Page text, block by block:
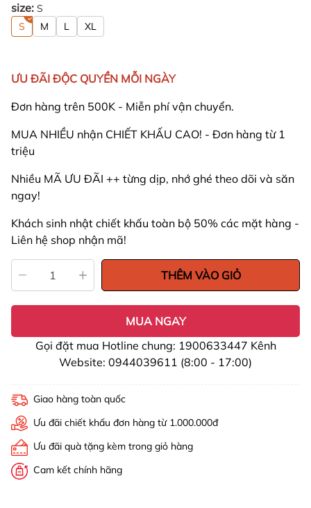
size: S
S
M L XL
ƯU ĐÃI ĐỘC QUYỀN MỖI NGÀY
Đơn hàng trên 500K - Miễn phí vận chuyển.
MUA NHIỀU nhận CHIẾT KHẤU CAO! - Đơn hàng từ 1
triệu
Nhiều MÃ ƯU ĐÃI ++ từng dịp, nhớ ghé theo dõi và săn
ngay!
Khách sinh nhật chiết khấu toàn bộ 50% các mặt hàng -
Liên hệ shop nhận mã!
THÊM VÀO GIỎ
MUA NGAY
Gọi đặt mua Hotline chung: 1900633447 Kênh
Website: 0944039611 (8:00 - 17:00)
Giao hàng toàn quốc
Ưu đãi chiết khấu đơn hàng từ 1.000.000đ
Ưu đãi quà tặng kèm trong giỏ hàng
Cam kết chính hãng